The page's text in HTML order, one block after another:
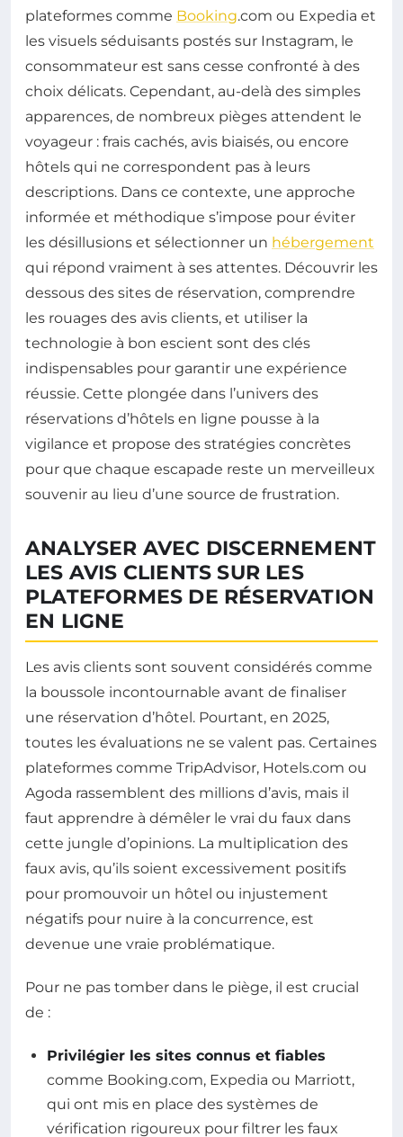
plateformes comme Booking.com ou Expedia et
les visuels séduisants postés sur Instagram, le
consommateur est sans cesse confronté à des
choix délicats. Cependant, au-delà des simples
apparences, de nombreux pièges attendent le
voyageur : frais cachés, avis biaisés, ou encore
hôtels qui ne correspondent pas à leurs
descriptions. Dans ce contexte, une approche
informée et méthodique s’impose pour éviter
les désillusions et sélectionner un hébergement
qui répond vraiment à ses attentes. Découvrir les
dessous des sites de réservation, comprendre
les rouages des avis clients, et utiliser la
technologie à bon escient sont des clés
indispensables pour garantir une expérience
réussie. Cette plongée dans l’univers des
réservations d’hôtels en ligne pousse à la
vigilance et propose des stratégies concrètes
pour que chaque escapade reste un merveilleux
souvenir au lieu d’une source de frustration.
ANALYSER AVEC DISCERNEMENT
LES AVIS CLIENTS SUR LES
PLATEFORMES DE RÉSERVATION
EN LIGNE
Les avis clients sont souvent considérés comme
la boussole incontournable avant de finaliser
une réservation d’hôtel. Pourtant, en 2025,
toutes les évaluations ne se valent pas. Certaines
plateformes comme TripAdvisor, Hotels.com ou
Agoda rassemblent des millions d’avis, mais il
faut apprendre à démêler le vrai du faux dans
cette jungle d’opinions. La multiplication des
faux avis, qu’ils soient excessivement positifs
pour promouvoir un hôtel ou injustement
négatifs pour nuire à la concurrence, est
devenue une vraie problématique.
Pour ne pas tomber dans le piège, il est crucial
de :
Privilégier les sites connus et fiables
comme Booking.com, Expedia ou Marriott,
qui ont mis en place des systèmes de
vérification rigoureux pour filtrer les faux